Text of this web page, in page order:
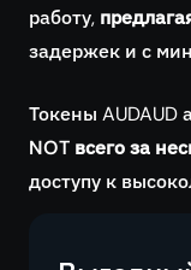
работу,
задержек и с
Токены AUDAUD
NOT всего за
доступу к